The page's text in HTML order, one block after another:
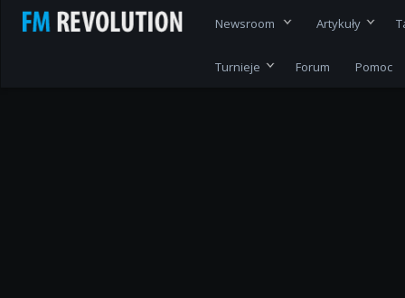
Newsroom Artykuły
Turnieje Forum Pomoc